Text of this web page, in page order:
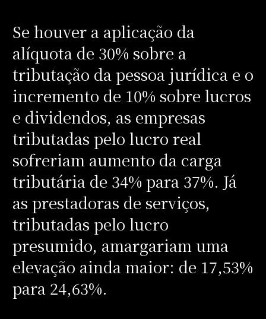
Se houver a aplicação da
alíquota de 30% sobre a
tributação da pessoa jurídica e o
incremento de 10% sobre lucros
e dividendos, as empresas
tributadas pelo lucro real
sofreriam aumento da carga
tributária de 34% para 37%. Já
as prestadoras de serviços,
tributadas pelo lucro
presumido, amargariam uma
elevação ainda maior: de 17,53%
para 24,63%.